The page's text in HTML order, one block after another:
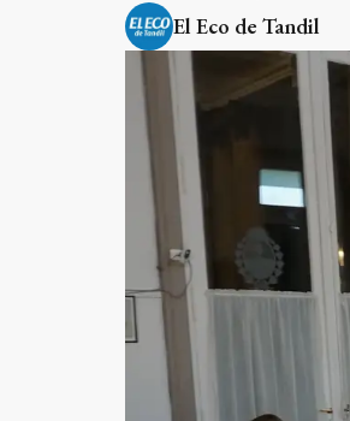
El Eco de Tandil